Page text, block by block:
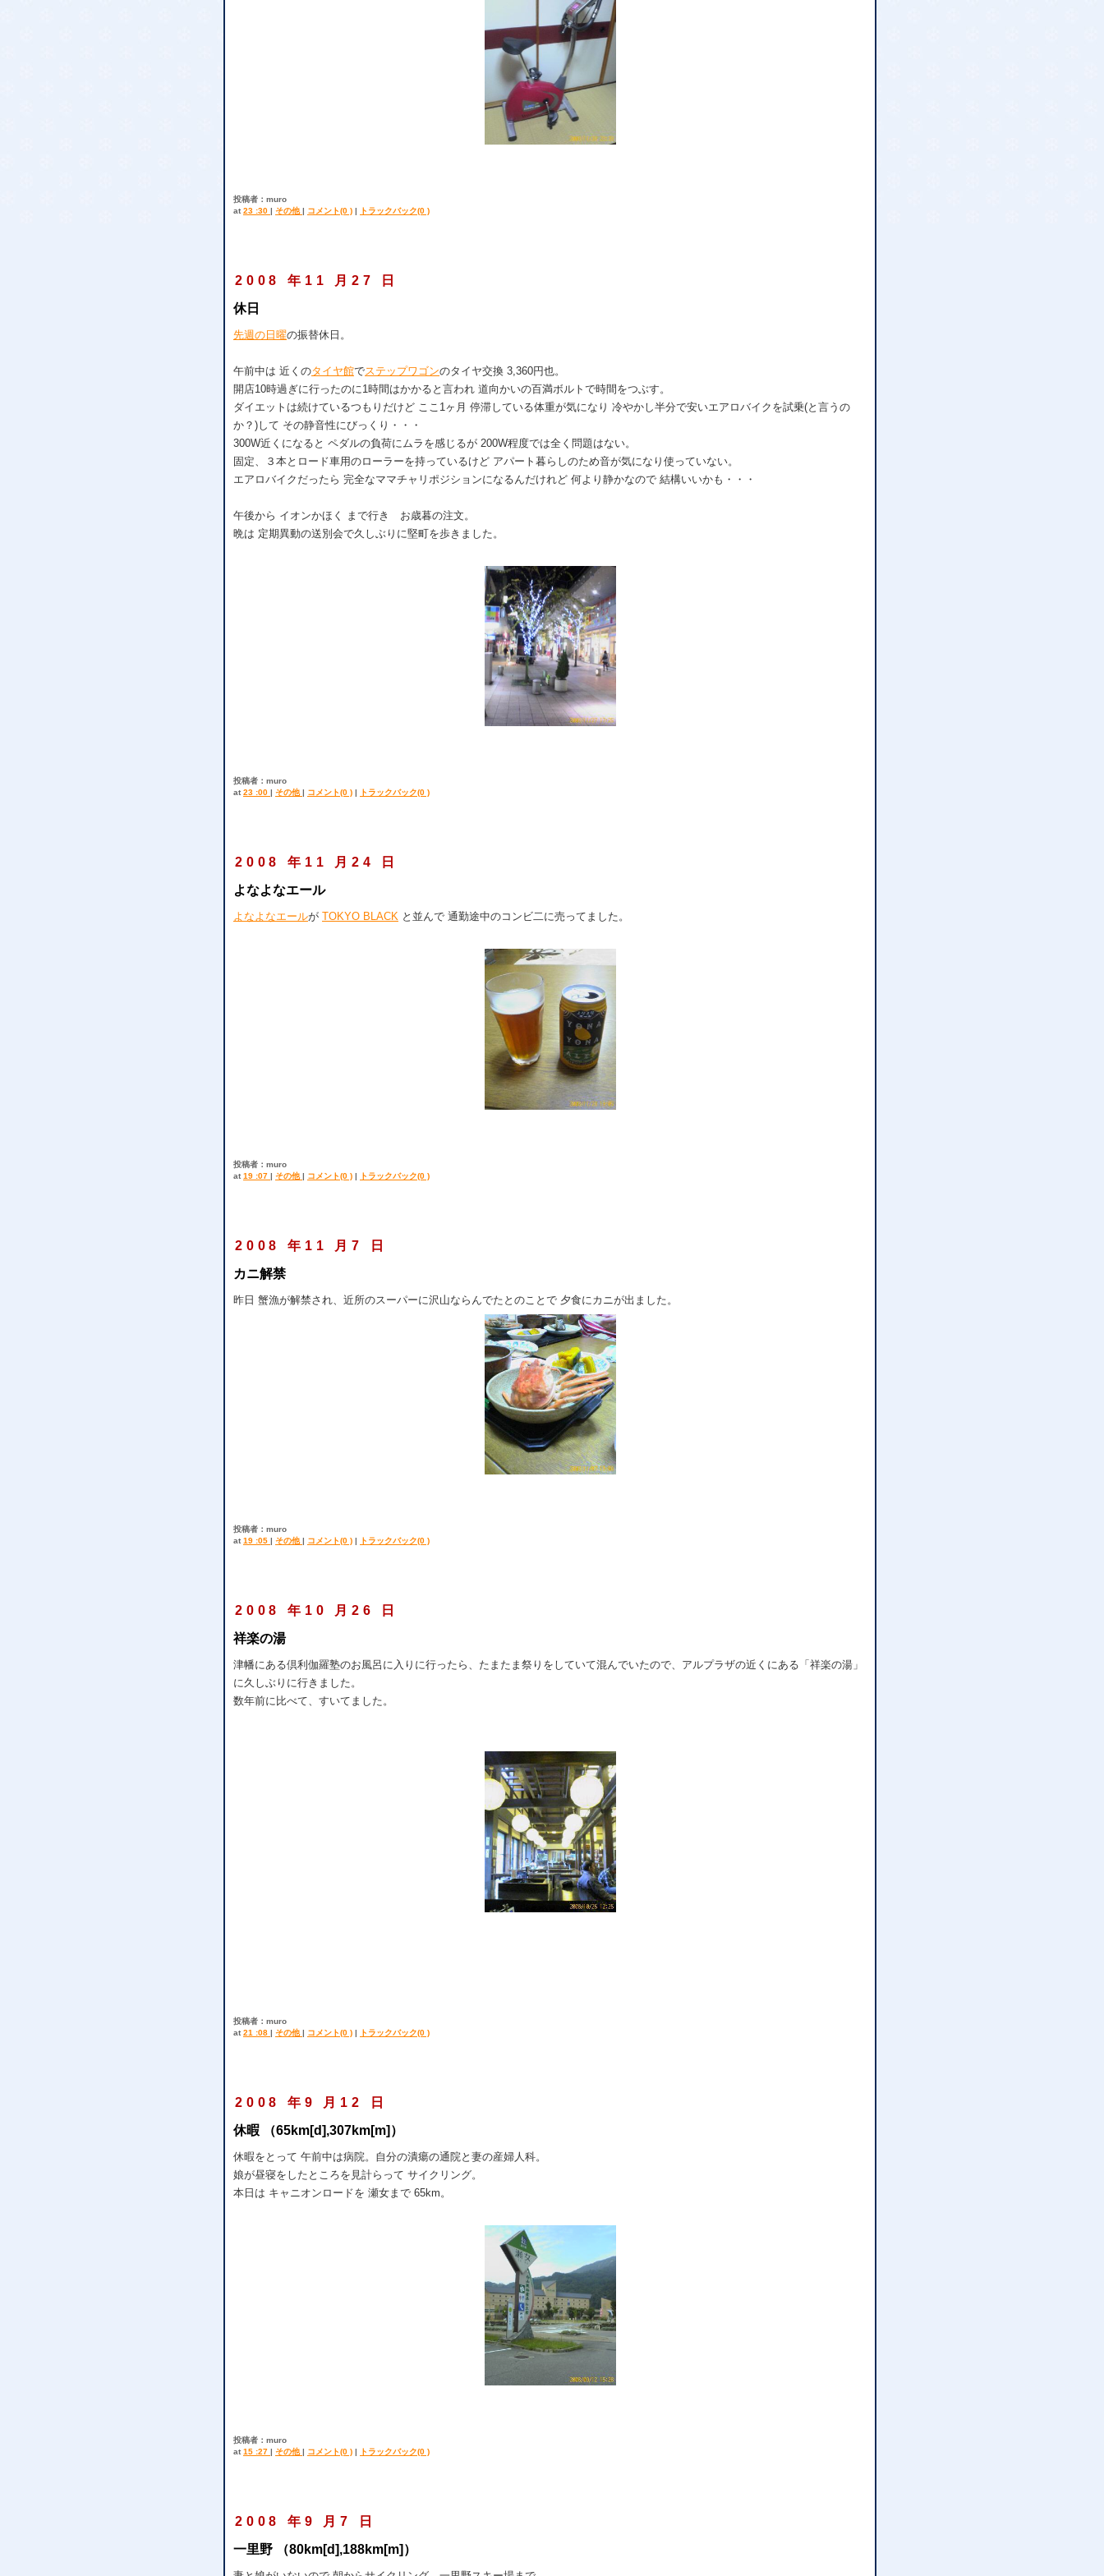
投稿者：muro
at 23 :30 | その他| コメント(0 ) | トラックバック(0 )
2008 年11 月27 日
休日
先週の日曜の振替休日。
午前中は 近くのタイヤ館でステップワゴンのタイヤ交換 3,360円也。
開店10時過ぎに行ったのに1時間はかかると言われ 道向かいの百満ボルトで時間をつぶす。
ダイエットは続けているつもりだけど ここ1ヶ月 停滞している体重が気になり 冷やかし半分で安いエアロバイクを試乗(と言うの
か？)して その静音性にびっくり・・・
300W近くになると ペダルの負荷にムラを感じるが 200W程度では全く問題はない。
固定、３本とロード車用のローラーを持っているけど アパート暮らしのため音が気になり使っていない。
エアロバイクだったら 完全なママチャリポジションになるんだけれど 何より静かなので 結構いいかも・・・
午後から イオンかほく まで行き お歳暮の注文。
晩は 定期異動の送別会で久しぶりに堅町を歩きました。
投稿者：muro
at 23 :00 | その他| コメント(0 ) | トラックバック(0 )
2008 年11 月24 日
よなよなエール
よなよなエールが TOKYO BLACK と並んで 通勤途中のコンビ二に売ってました。
投稿者：muro
at 19 :07 | その他| コメント(0 ) | トラックバック(0 )
2008 年11 月7 日
カニ解禁
昨日 蟹漁が解禁され、近所のスーパーに沢山ならんでたとのことで 夕食にカニが出ました。
投稿者：muro
at 19 :05 | その他| コメント(0 ) | トラックバック(0 )
2008 年10 月26 日
祥楽の湯
津幡にある倶利伽羅塾のお風呂に入りに行ったら、たまたま祭りをしていて混んでいたので、アルプラザの近くにある「祥楽の湯」
に久しぶりに行きました。
数年前に比べて、すいてました。
投稿者：muro
at 21 :08 | その他| コメント(0 ) | トラックバック(0 )
2008 年9 月12 日
休暇 （65km[d],307km[m]）
休暇をとって 午前中は病院。自分の潰瘍の通院と妻の産婦人科。
娘が昼寝をしたところを見計らって サイクリング。
本日は キャニオンロードを 瀬女まで 65km。
投稿者：muro
at15 :27 | その他| コメント(0 ) | トラックバック(0 )
2008 年9 月7 日
一里野 （80km[d],188km[m]）